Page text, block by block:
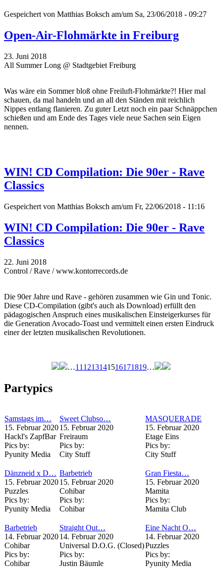
Gespeichert von Matthias Boksch am/um Sa, 23/06/2018 - 09:27
Open-Air-Flohmärkte in Freiburg
23. Juni 2018
All Summer Long @ Stadtgebiet Freiburg
Was wäre ein Sommer bloß ohne Freiluft-Flohmärkte?! Hier mal
schauen, da mal handeln und an all den Ständen mit reichlich
Nippes entlang flanieren. Zu guter Letzt noch ein paar Schnäppchen
schießen und am Ende des Tages viele neue Sachen sein Eigen
nennen.
WIN! CD Compilation: Die 90er - Rave
Classics
Gespeichert von Matthias Boksch am/um Fr, 22/06/2018 - 11:16
WIN! CD Compilation: Die 90er - Rave
Classics
22. Juni 2018
Control / Rave / www.kontorrecords.de
Die 90er Jahre und Rave - gehören zusammen wie Gin und Tonic.
Diese CD-Compilation (gibt's auch als Download) erfüllt den
pädagogischen Anspruch eines musikalischen Einsteigerkurses für
die Generation Avocado-Toast und vermittelt einen ersten Eindruck
einer der letzten musikalischen Revolutionen.
…11 1213141516171819…
Partypics
Samstags im…
15. Februar 2020
Hackl's ZapfBar
Pics by:
Pyunity Media
Sweet Clubso…
15. Februar 2020
Freiraum
Pics by:
City Stuff
MASQUERADE
15. Februar 2020
Etage Eins
Pics by:
City Stuff
Dänzneid x D…
15. Februar 2020
Puzzles
Pics by:
Pyunity Media
Barbetrieb
15. Februar 2020
Cohibar
Pics by:
Cohibar
Gran Fiesta…
15. Februar 2020
Mamita
Pics by:
Mamita Club
Barbetrieb
14. Februar 2020
Cohibar
Pics by:
Cohibar
Straight Out…
14. Februar 2020
Universal D.O.G. (Closed)
Pics by:
Justin Bäumle
Eine Nacht O…
14. Februar 2020
Puzzles
Pics by:
Pyunity Media